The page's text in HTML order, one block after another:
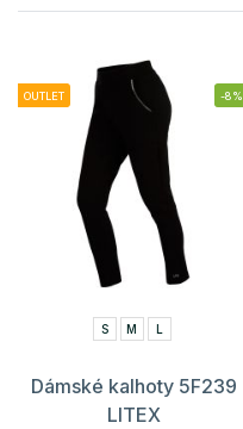
OUTLET -8%
S M L
Dámské kalhoty 5F239
LITEX